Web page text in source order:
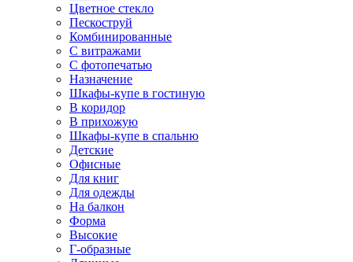
Цветное стекло
Пескоструй
Комбинированные
С витражами
С фотопечатью
Назначение
Шкафы-купе в гостиную
В коридор
В прихожую
Шкафы-купе в спальню
Детские
Офисные
Для книг
Для одежды
На балкон
Форма
Высокие
Г-образные